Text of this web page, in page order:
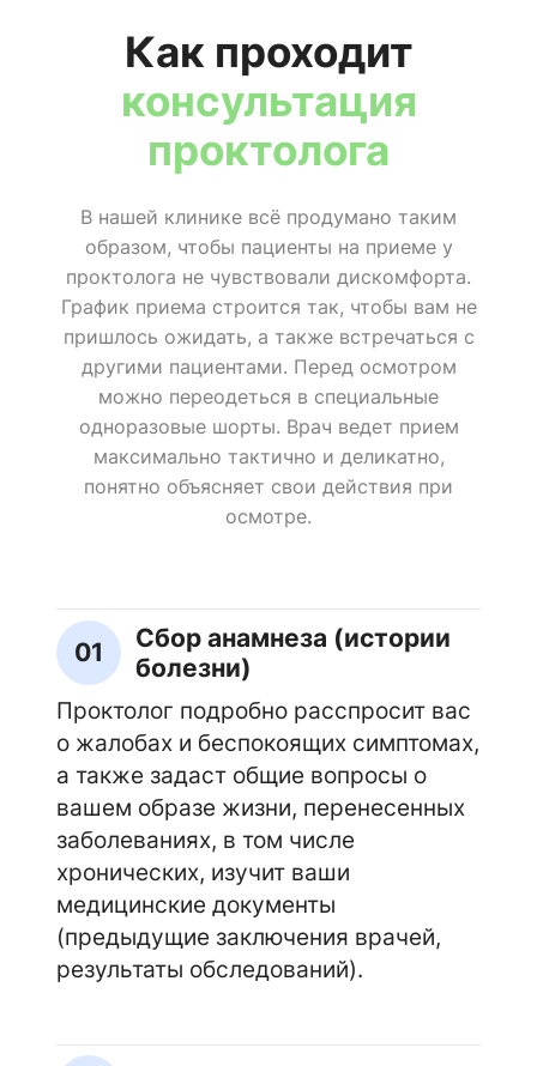
Как проходит
консультация
проктолога
В нашей клинике всё продумано таким
образом, чтобы пациенты на приеме у
проктолога не чувствовали дискомфорта.
График приема строится так, чтобы вам не
пришлось ожидать, а также встречаться с
другими пациентами. Перед осмотром
можно переодеться в специальные
одноразовые шорты. Врач ведет прием
максимально тактично и деликатно,
понятно объясняет свои действия при
осмотре.
01
Сбор анамнеза (истории
болезни)
Проктолог подробно расспросит вас
о жалобах и беспокоящих симптомах,
а также задаст общие вопросы о
вашем образе жизни, перенесенных
заболеваниях, в том числе
хронических, изучит ваши
медицинские документы
(предыдущие заключения врачей,
результаты обследований).